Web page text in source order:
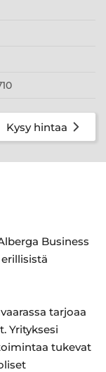
Kysy hintaa
Business
tarjoaa
Yrityksesi
tukevat